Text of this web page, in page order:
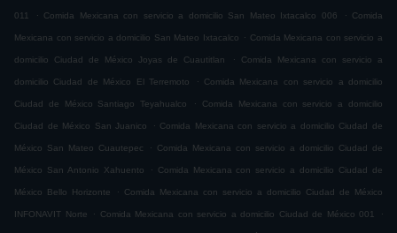
011 . Comida Mexicana con servicio a domicilio San Mateo Ixtacalco 006 . Comida
Mexicana con servicio a domicilio San Mateo Ixtacalco . Comida Mexicana con servicio a
domicilio Ciudad de México Joyas de Cuautitlan . Comida Mexicana con servicio a
domicilio Ciudad de México El Terremoto . Comida Mexicana con servicio a domicilio
Ciudad de México Santiago Teyahualco . Comida Mexicana con servicio a domicilio
Ciudad de México San Juanico . Comida Mexicana con servicio a domicilio Ciudad de
México San Mateo Cuautepec . Comida Mexicana con servicio a domicilio Ciudad de
México San Antonio Xahuento . Comida Mexicana con servicio a domicilio Ciudad de
México Bello Horizonte . Comida Mexicana con servicio a domicilio Ciudad de México
INFONAVIT Norte . Comida Mexicana con servicio a domicilio Ciudad de México 001 .